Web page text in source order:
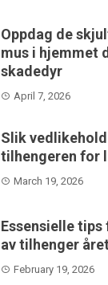
Oppdag de
mus i hjemmet
skadedyr
April 7, 2026
Slik
tilhengeren for
March 19, 2026
Essensielle
av tilhenger
February 19, 2026